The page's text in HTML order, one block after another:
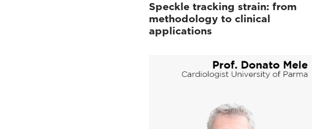
Speckle tracking strain: from
methodology to clinical
applications